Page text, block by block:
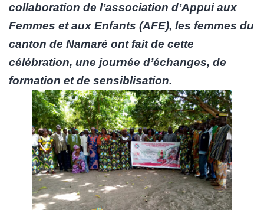
collaboration de l’association d’Appui aux
Femmes et aux Enfants (AFE), les femmes du
canton de Namaré ont fait de cette
célébration, une journée d’échanges, de
formation et de sensiblisation.